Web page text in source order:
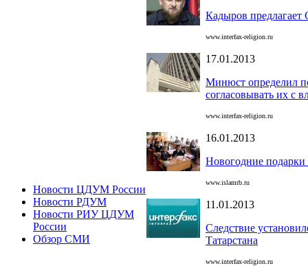
Новости ЦДУМ России
Новости РДУМ
Новости РИУ ЦДУМ
России
Обзор СМИ
Кадыров предлагает
www.interfax-religion.ru
17.01.2013
Минюст определил
согласовывать их с
www.interfax-religion.ru
16.01.2013
Новогодние подарки
www.islamrb.ru
11.01.2013
Следствие
Татарстана
www.interfax-religion.ru